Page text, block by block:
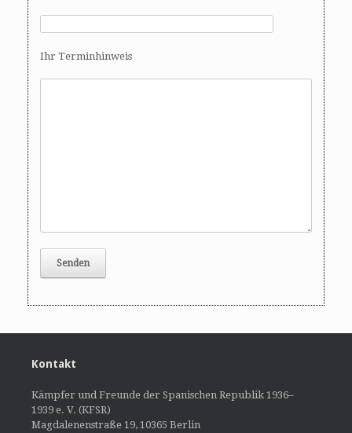
Ihr Terminhinweis
Kontakt
Kämpfer und Freunde der Spanischen Republik 1936–
1939 e. V. (KFSR)
Magdalenenstraße 19, 10365 Berlin